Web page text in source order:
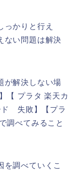
っかりと行え
ない問題は解決
が解決しない場
【 プラタ 楽天カ
失敗】【プラ
調べてみること
を調べていくこ